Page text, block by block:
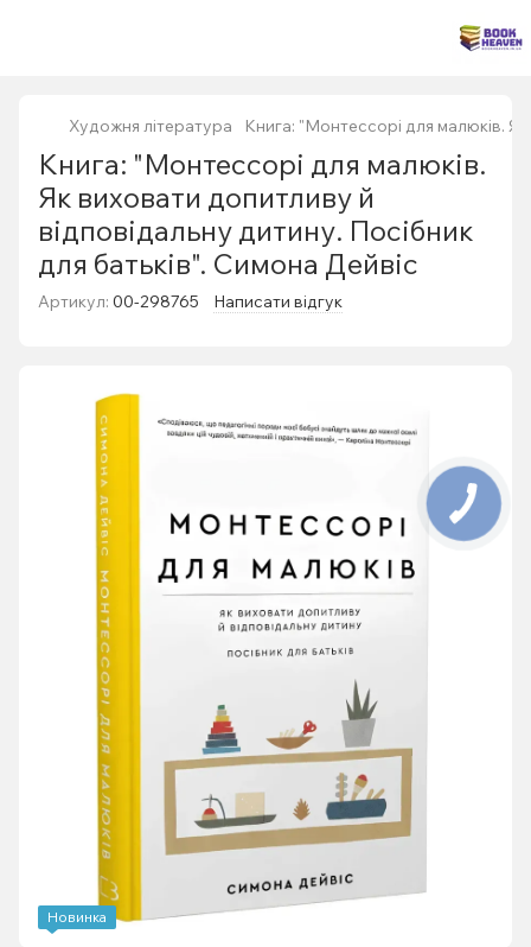
Художня література Книга: "Монтессорі для малюків.
Книга: "Монтессорі для малюків.
Як виховати допитливу й
відповідальну дитину. Посібник
для батьків". Симона Дейвіс
Артикул: 00-298765 Написати відгук
Новинка